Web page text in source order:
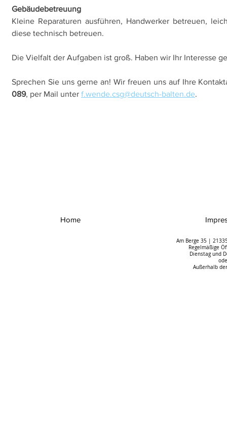
Gebäudebetreuung
Kleine Reparaturen ausführen, Handwerker betreuen,
diese technisch betreuen.
Die Vielfalt der Aufgaben ist groß. Haben wir Ihr Interesse
Sprechen Sie uns gerne an! Wir freuen uns auf Ihre
089, per Mail unter f.wende.csg@deutsch-balten.de.
Home
Am Berge 35 |
Regelmäßige
Dienstag und
Außerhalb